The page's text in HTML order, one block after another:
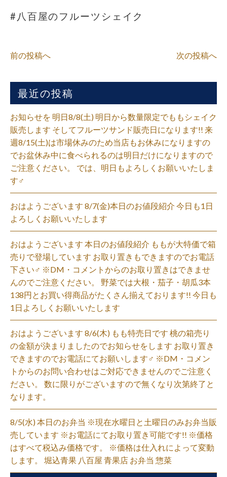
#八百屋のフルーツシェイク
前の投稿へ 次の投稿へ
最近の投稿
お知らせを 明日8/8(土) 明日から数量限定でももシェイク
販売します そしてフルーツサンド販売日になります!! 来
週8/15(土)は市場休みのため当店もお休みになりますの
でお盆休み中に食べられるのは明日だけになりますので
ご注意ください。 では、明日もよろしくお願いいたしま
す‍♂️
おはようございます 8/7(金)本日のお値段紹介 今日も1日
よろしくお願いいたします
おはようございます 本日のお値段紹介 ももが大特価で箱
売りで登場しています お取り置きもできますのでお電話
下さい‍♂️ ※DM・コメントからのお取り置きはできませ
んのでご注意ください。 野菜では大根・茄子・胡瓜3本
138円とお買い得商品がたくさん揃えております!! 今日も
1日よろしくお願いいたします
おはようございます 8/6(木) もも特売日です 桃の箱売り
の金額が決まりましたのでお知らせをします お取り置き
できますのでお電話にてお願いします‍♂️ ※DM・コメン
トからのお問い合わせはご対応できませんのでご注意く
ださい。 数に限りがございますので無くなり次第終了と
なります。
8/5(水) 本日のお弁当 ※現在水曜日と土曜日のみお弁当販
売しています ※お電話にてお取り置き可能です!! ※価格
はすべて税込み価格です。 ※価格は仕入れによって変動
します。 堀込青果 八百屋 青果店 お弁当 惣菜